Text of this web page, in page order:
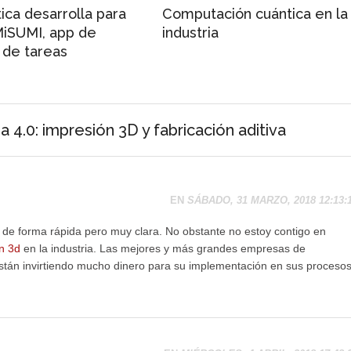
desarrolla para
app de
tareas
Computación cuántica en la
industria
4.0: impresión 3D y fabricación aditiva
EN SÁBADO, 31 MARZO, 2018
forma rápida pero muy clara. No obstante no estoy contigo en
3d en la industria. Las mejores y más grandes empresas de
invirtiendo mucho dinero para su implementación en sus